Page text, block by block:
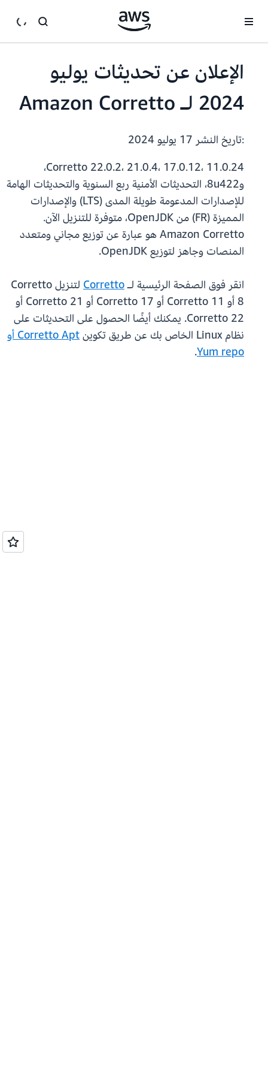
الإعلان عن تحديثات يوليو
2024 لـ Amazon Corretto
:تاريخ النشر
Corretto 22.0.2، 21.0.4، 17.0.12، 11.0.24،
و8u422، التحديثات الأمنية ربع السنوية والتحديثات الهامة
للإصدارات المدعومة طويلة المدى (LTS) والإصدارات
المميزة (FR) من OpenJDK، متوفرة للتنزيل الآن.
Amazon Corretto هو عبارة عن توزيع مجاني ومتعدد
المنصات وجاهز لتوزيع OpenJDK.
انقر فوق الصفحة الرئيسية لـCorretto
لتنزيل Corretto
8 أو Corretto 11 أو Corretto 17 أو Corretto 21 أو
Corretto 22. يمكنك أيضًا الحصول على التحديثات على
نظام Linux الخاص بك عن طريق تكوين
Corretto Apt أو
Yum repo
.